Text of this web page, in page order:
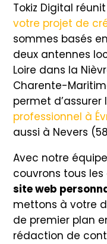
Tokiz Digital réunit
votre projet de
sommes basés
deux antennes
Loire dans la
Charente-
permet d’assurer
professionnel à
aussi à Nevers
Avec notre
couvrons tous
site web
mettons à votre
de premier plan
rédaction de